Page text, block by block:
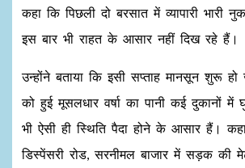
कहा कि पिछली दो बरसात में व्यापारी
इस बार भी राहत के आसार नहीं दिख रहे हैं।
उन्होंने बताया कि इसी सप्ताह मानसून शुरू हो
को हुई मूसलधार वर्षा का पानी कई दुकानों
भी ऐसी ही स्थिति पैदा होने के आसार हैं। कहा
डिस्पेंसरी रोड, सरनीमल बाजार में सड़क की